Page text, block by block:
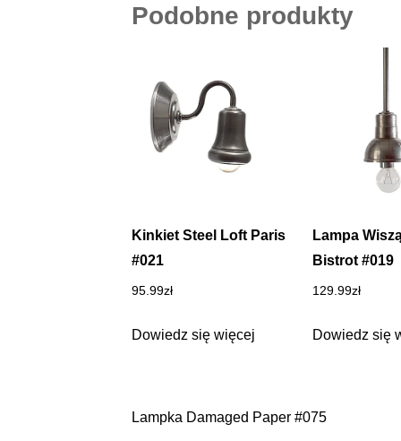
Podobne produkty
Kinkiet Steel Loft Paris
#021
95.99zł
Dowiedz się więcej
Lampa
Bistrot #019
129.99zł
Dowiedz się
Nawigacja
Lampka Damaged Paper #075